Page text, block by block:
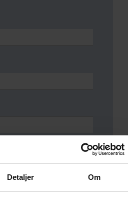
Detaljer Om